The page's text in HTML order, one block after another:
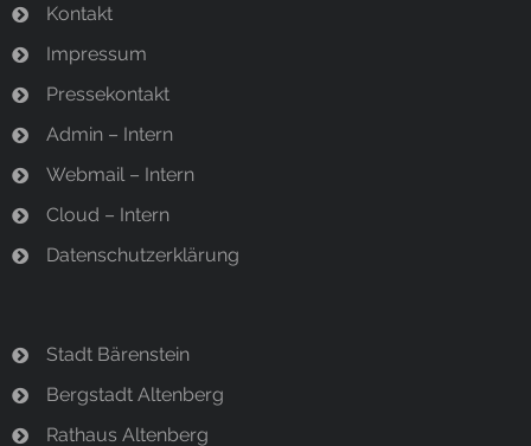
Kontakt
Impressum
Pressekontakt
Admin – Intern
Webmail – Intern
Cloud – Intern
Datenschutzerklärung
Stadt Bärenstein
Bergstadt Altenberg
Rathaus Altenberg